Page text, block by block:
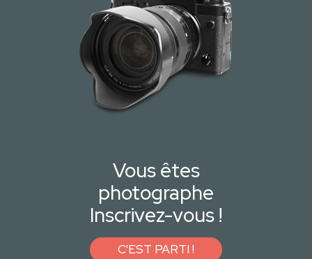
Vous êtes
photographe
Inscrivez-vous !
C'EST PARTI !